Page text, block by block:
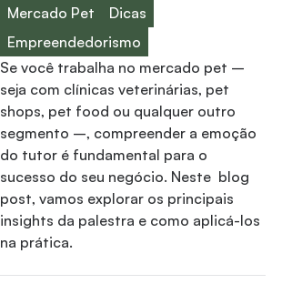
Mercado Pet
Dicas
Empreendedorismo
Se você trabalha no mercado pet –
seja com clínicas veterinárias, pet
shops, pet food ou qualquer outro
segmento –, compreender a emoção
do tutor é fundamental para o
sucesso do seu negócio. Neste blog
post, vamos explorar os principais
insights da palestra e como aplicá-los
na prática.